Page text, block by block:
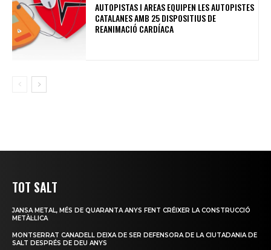
AUTOPISTAS I AREAS EQUIPEN LES AUTOPISTES
CATALANES AMB 25 DISPOSITIUS DE
REANIMACIÓ CARDÍACA
TOT SALT
JANSA METAL, MÉS DE QUARANTA ANYS FENT CRÉIXER LA CONSTRUCCIÓ
METÀL·LICA
MONTSERRAT CANADELL DEIXA DE SER DEFENSORA DE LA CIUTADANIA DE
SALT DESPRÉS DE DEU ANYS